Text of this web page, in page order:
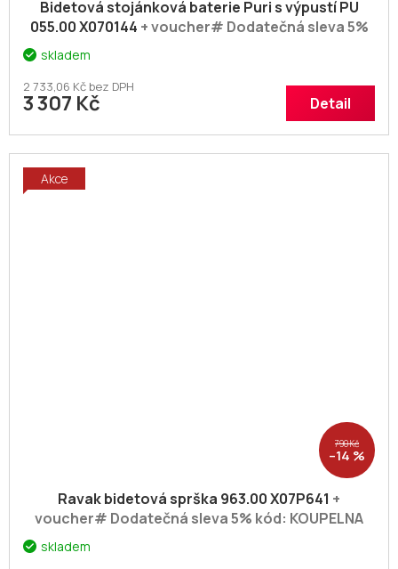
Bidetová stojánková baterie Puri s výpustí PU
055.00 X070144 + voucher# Dodatečná sleva 5%
skladem
2 733,06 Kč bez DPH
3 307 Kč Detail
Akce
790 Kč
–14 %
Ravak bidetová sprška 963.00 X07P641 +
voucher# Dodatečná sleva 5% kód: KOUPELNA
skladem